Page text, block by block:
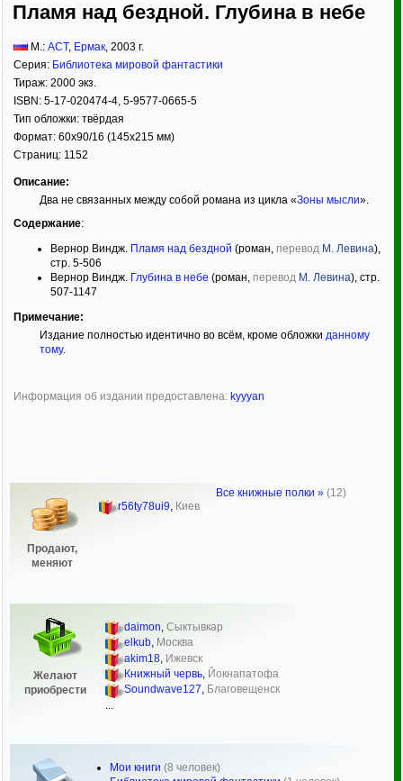
Пламя над бездной. Глубина в небе
М.: АСТ, Ермак, 2003 г.
Серия: Библиотека мировой фантастики
Тираж: 2000 экз.
ISBN: 5-17-020474-4, 5-9577-0665-5
Тип обложки: твёрдая
Формат: 60x90/16 (145x215 мм)
Страниц: 1152
Описание:
Два не связанных между собой романа из цикла «Зоны мысли».
Содержание:
Вернор Виндж. Пламя над бездной (роман, перевод М. Левина),
стр. 5-506
Вернор Виндж. Глубина в небе (роман, перевод М. Левина), стр.
507-1147
Примечание:
Издание полностью идентично во всём, кроме обложки данному
тому.
Информация об издании предоставлена: kyyyan
Продают,
меняют
r56ty78ui9, Киев
Желают
приобрести
daimon, Сыктывкар
elkub, Москва
akim18 Ижевск
Книжный червь, Йокнапатофа
Soundwave127, Благовещенск
Мои книги (8 человек)
Все книжные полки » (12)